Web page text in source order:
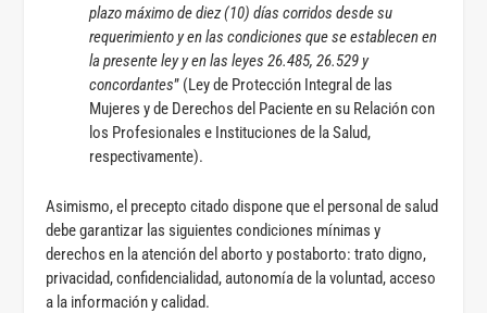
plazo máximo de diez (10) días corridos desde su
requerimiento y en las condiciones que se establecen en
la presente ley y en las leyes 26.485, 26.529 y
concordantes” (Ley de Protección Integral de las
Mujeres y de Derechos del Paciente en su Relación con
los Profesionales e Instituciones de la Salud,
respectivamente).
Asimismo, el precepto citado dispone que el personal de salud
debe garantizar las siguientes condiciones mínimas y
derechos en la atención del aborto y postaborto: trato digno,
privacidad, confidencialidad, autonomía de la voluntad, acceso
a la información y calidad.